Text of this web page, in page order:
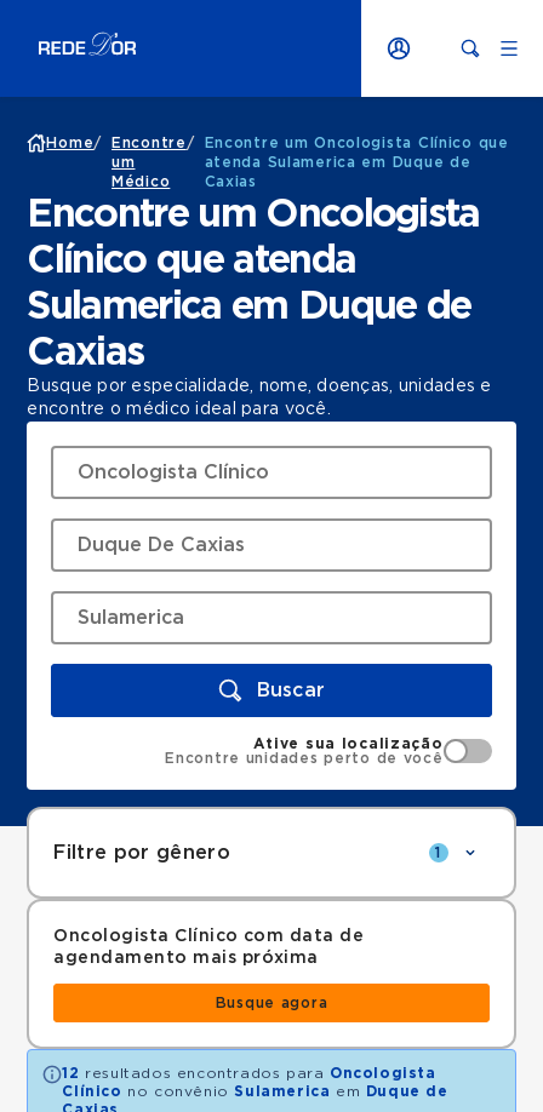
Home/
Encontre
um
Médico
/
Encontre um Oncologista Clínico que
atenda Sulamerica em Duque de
Caxias
Encontre um Oncologista
Clínico que atenda
Sulamerica em Duque de
Caxias
Busque por especialidade, nome, doenças, unidades e
encontre o médico ideal para você.
Buscar
Ative sua localização
Encontre unidades perto de você
Filtre por gênero 1
Oncologista Clínico com data de
agendamento mais próxima
Busque agora
12 resultados encontrados para Oncologista
Clínico no convênio Sulamerica em
Duque de